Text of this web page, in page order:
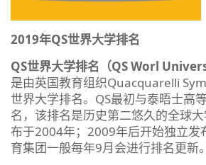
2019年QS世界大学排名
QS世界大学排名（QS Worl
是由英国教育组织Quacquarelli
世界大学排名。QS最初与泰晤士高
名，该排名是历史第二悠久的全球
布于2004年；2009年后开始独立发
育集团一般每年9月会进行排名更新。